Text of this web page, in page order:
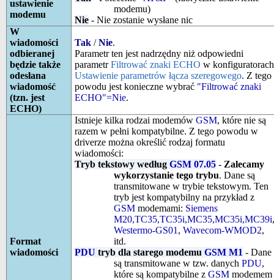
ustawienie
modemu
modemu)
Nie- Nie zostanie wysłane nic
W
wiadomości
odbieranej
będzie także
odesłana
wiadomość
(tzn. jest
ECHO)
Tak/Nie.
Parametr ten jest nadrzędny niż odpowiedni
parametrFiltrować znaki ECHO w konfiguratorach
Ustawienie parametrów łącza szeregowego. Z tego
powodu jest konieczne wybrać "Filtrować znaki
ECHO"=Nie.
Format
wiadomości
Istnieje kilka rodzai modemów GSM, które nie są
razem w pełni kompatybilne. Z tego powodu w
driverze można określić rodzaj formatu
wiadomości:
Tryb tekstowy według GSM 07.05- Zalecamy
wykorzystanie tego trybu. Dane są
transmitowane w trybie tekstowym. Ten
tryb jest kompatybilny na przykład z
GSMmodemami: Siemens
M20,TC35,TC35i,MC35,MC35i,MC39i,
Westermo-GS01 , Wavecom-WMOD2,
itd.
PDU tryb dla starego modemu GSM M1 - Dane
są transmitowane w tzw. danych PDU,
które są kompatybilne z GSMmodemem